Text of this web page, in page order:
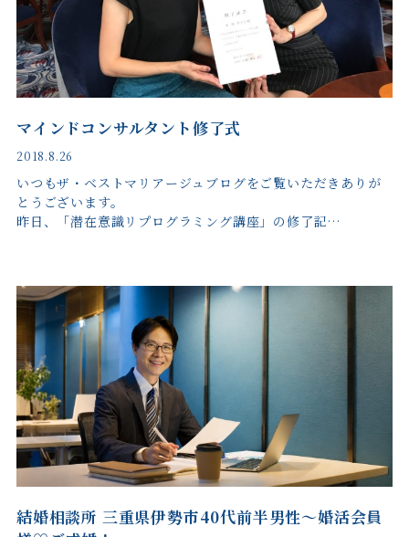
マインドコンサルタント修了式
2018.8.26
いつもザ・ベストマリアージュブログをご覧いただきありが
とうございます。
昨日、「潜在意識リプログラミング講座」の修了記…
結婚相談所 三重県伊勢市40代前半男性～婚活会員